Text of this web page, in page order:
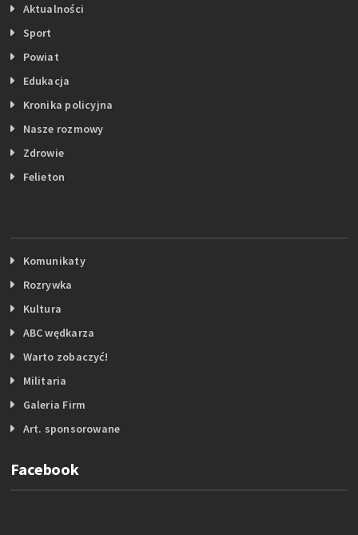
Aktualności
Sport
Powiat
Edukacja
Kronika policyjna
Nasze rozmowy
Zdrowie
Felieton
Komunikaty
Rozrywka
Kultura
ABC wędkarza
Warto zobaczyć!
Militaria
Galeria Firm
Art. sponsorowane
Facebook